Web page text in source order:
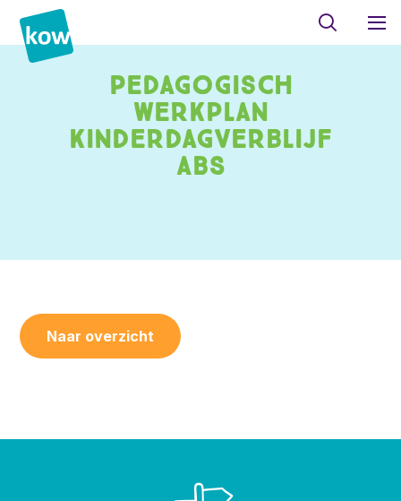
Pedagogisch
werkplan
kinderdagverblijf
ABS
Naar overzicht